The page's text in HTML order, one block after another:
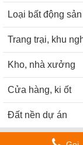
Loại bất động
Trang trại, khu
Kho, nhà xưởng
Cửa hàng, ki ốt
Đất nền dự án